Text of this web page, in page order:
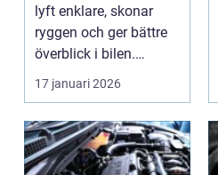
lyft enklare, skonar
ryggen och ger bättre
överblick i bilen.
Genom att kunna...
17 januari 2026